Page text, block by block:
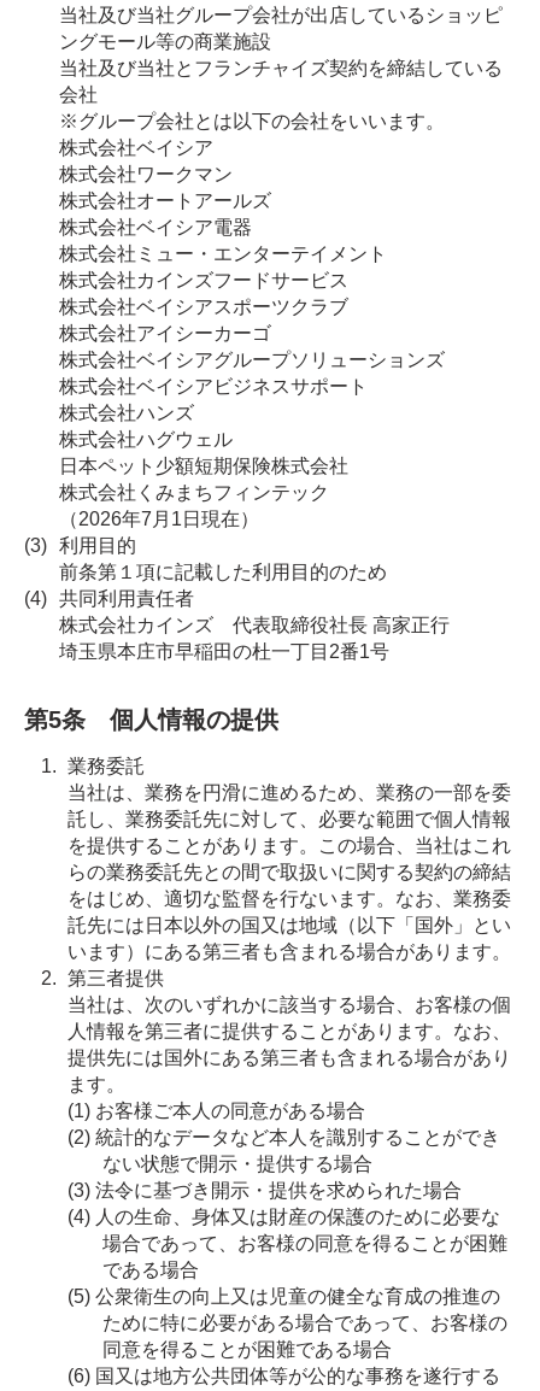
当社及び当社グループ会社が出店しているショッピ
ングモール等の商業施設
当社及び当社とフランチャイズ契約を締結している
会社
※グループ会社とは以下の会社をいいます。
株式会社ベイシア
株式会社ワークマン
株式会社オートアールズ
株式会社ベイシア電器
株式会社ミュー・エンターテイメント
株式会社カインズフードサービス
株式会社ベイシアスポーツクラブ
株式会社アイシーカーゴ
株式会社ベイシアグループソリューションズ
株式会社ベイシアビジネスサポート
株式会社ハンズ
株式会社ハグウェル
日本ペット少額短期保険株式会社
株式会社くみまちフィンテック
（2026年7月1日現在）
利用目的
前条第１項に記載した利用目的のため
共同利用責任者
株式会社カインズ 代表取締役社長 高家正行
埼玉県本庄市早稲田の杜一丁目2番1号
第5条 個人情報の提供
業務委託
当社は、業務を円滑に進めるため、業務の一部を委
託し、業務委託先に対して、必要な範囲で個人情報
を提供することがあります。この場合、当社はこれ
らの業務委託先との間で取扱いに関する契約の締結
をはじめ、適切な監督を行ないます。なお、業務委
託先には日本以外の国又は地域（以下「国外」とい
います）にある第三者も含まれる場合があります。
第三者提供
当社は、次のいずれかに該当する場合、お客様の個
人情報を第三者に提供することがあります。なお、
提供先には国外にある第三者も含まれる場合があり
ます。
お客様ご本人の同意がある場合
統計的なデータなど本人を識別することができ
ない状態で開示・提供する場合
法令に基づき開示・提供を求められた場合
人の生命、身体又は財産の保護のために必要な
場合であって、お客様の同意を得ることが困難
である場合
公衆衛生の向上又は児童の健全な育成の推進の
ために特に必要がある場合であって、お客様の
同意を得ることが困難である場合
国又は地方公共団体等が公的な事務を遂行する